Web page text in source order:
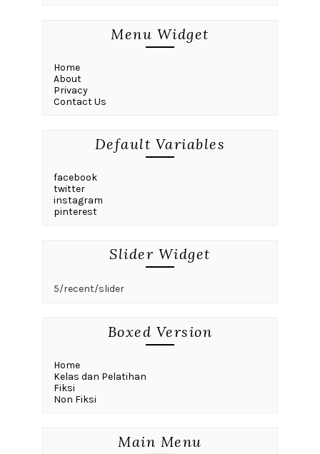
Menu Widget
Home
About
Privacy
Contact Us
Default Variables
facebook
twitter
instagram
pinterest
Slider Widget
5/recent/slider
Boxed Version
Home
Kelas dan Pelatihan
Fiksi
Non Fiksi
Main Menu